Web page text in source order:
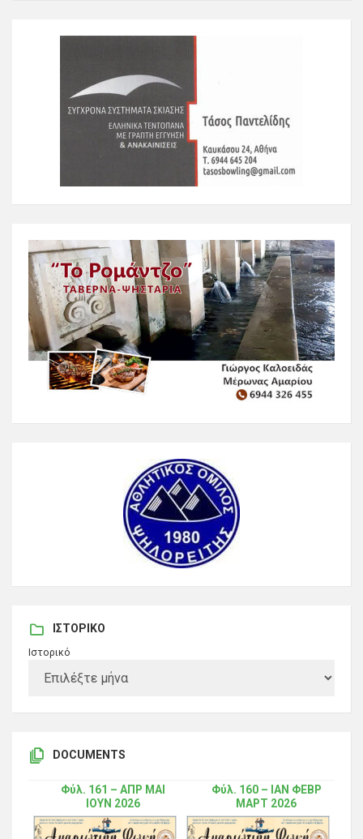
ΙΣΤΟΡΙΚΌ
Ιστορικό
DOCUMENTS
Φύλ. 161 – ΑΠΡ ΜΑΙ
ΙΟΥΝ 2026
Φύλ. 160 – ΙΑΝ ΦΕΒΡ
ΜΑΡΤ 2026